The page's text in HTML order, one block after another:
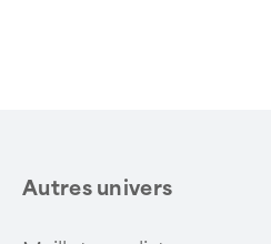
Autres univers